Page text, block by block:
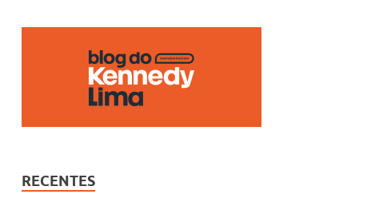
RECENTES